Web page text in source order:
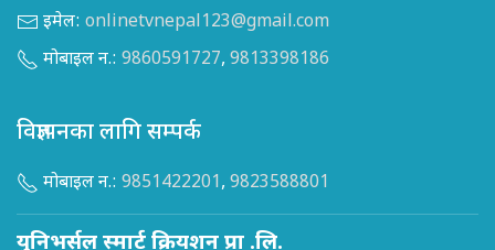
इमेल: onlinetvnepal123@gmail.com
मोबाइल न.: 9860591727, 9813398186
विज्ञापनका लागि सम्पर्क
मोबाइल न.: 9851422201, 9823588801
युनिभर्सल स्मार्ट क्रियशन प्रा .लि.